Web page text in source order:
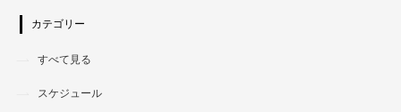
カテゴリー
すべて見る
スケジュール